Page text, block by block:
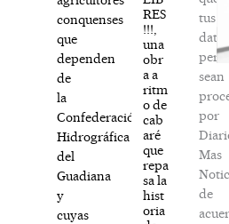
conquenses
que
dependen
de
la
Confederación
Hidrográfica
del
Guadiana
y
cuyas
RES
!!!,
una
obr
a a
ritm
o de
cab
aré
que
repa
sa la
hist
oria
tus
datos
sean
por
Mas
de